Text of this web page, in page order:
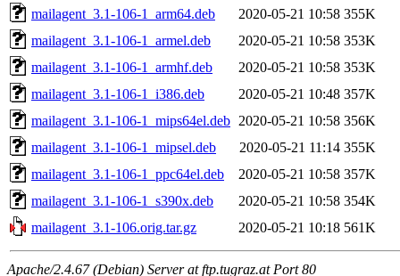
mailagent_3.1-106-1_arm64.deb
2020-05-21 10:58 355K
mailagent_3.1-106-1_armel.deb
2020-05-21 10:58 353K
mailagent_3.1-106-1_armhf.deb
2020-05-21 10:58 353K
mailagent_3.1-106-1_i386.deb
2020-05-21 10:48 357K
mailagent_3.1-106-1_mips64el.deb 2020-05-21 10:58 356K
mailagent_3.1-106-1_mipsel.deb
2020-05-21 11:14 355K
mailagent_3.1-106-1_ppc64el.deb
2020-05-21 10:58 357K
mailagent_3.1-106-1_s390x.deb
2020-05-21 10:58 354K
mailagent_3.1-106.orig.tar.gz
2020-05-21 10:18 561K
Apache/2.4.67 (Debian) Server at ftp.tugraz.at Port 80